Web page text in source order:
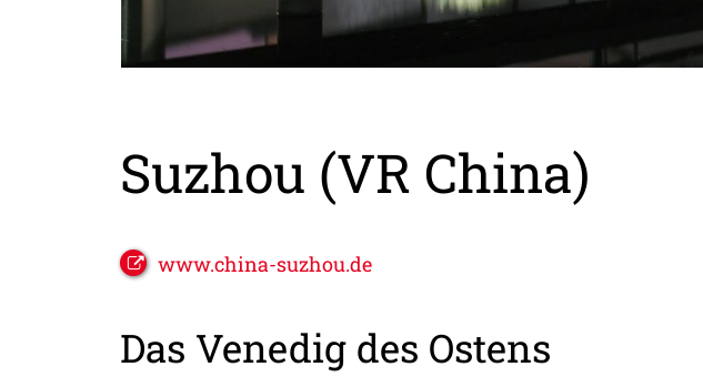
Suzhou (VR China)
www.china-suzhou.de
Das Venedig des Ostens